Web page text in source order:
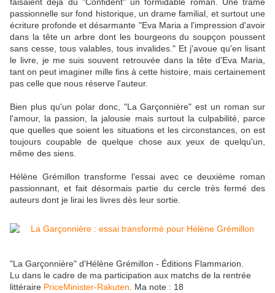
passionnelle sur fond historique, un drame familial, et surtout une
écriture profonde et désarmante "Eva Maria a l'impression d'avoir
dans la tête un arbre dont les bourgeons du soupçon poussent
sans cesse, tous valables, tous invalides." Et j'avoue qu'en lisant
le livre, je me suis souvent retrouvée dans la tête d'Eva Maria,
tant on peut imaginer mille fins à cette histoire, mais certainement
pas celle que nous réserve l'auteur.
Bien plus qu'un polar donc, "La Garçonnière" est un roman sur
l'amour, la passion, la jalousie mais surtout la culpabilité, parce
que quelles que soient les situations et les circonstances, on est
toujours coupable de quelque chose aux yeux de quelqu'un,
même des siens.
Hélène Grémillon transforme l'essai avec ce deuxième roman
passionnant, et fait désormais partie du cercle très fermé des
auteurs dont je lirai les livres dès leur sortie.
"La Garçonnière" d'Hélène Grémillon - Éditions Flammarion.
Lu dans le cadre de ma participation aux matchs de la rentrée
littéraire PriceMinister-Rakuten . Ma note : 18